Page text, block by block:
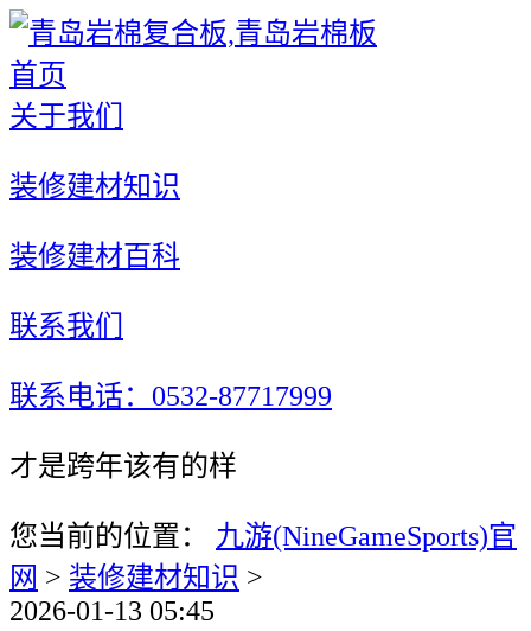
首页
关于我们
装修建材知识
装修建材百科
联系我们
联系电话：0532-87717999
才是跨年该有的样
您当前的位置： 九游(NineGameSports)官
网 > 装修建材知识 >
2026-01-13 05:45